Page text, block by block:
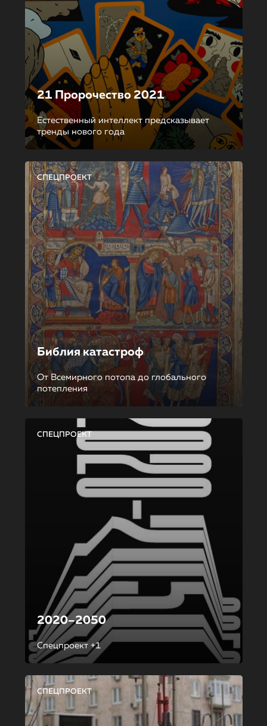
21 Пророчество 2021
Естественный интеллект предсказывает
тренды нового года
СПЕЦПРОЕКТ
Библия катастроф
От Всемирного потопа до глобального
потепления
СПЕЦПРОЕКТ
2020–2050
Спецпроект +1
СПЕЦПРОЕКТ